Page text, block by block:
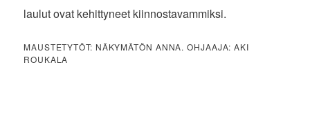
laulut ovat kehittyneet kiinnostavammiksi.
MAUSTETYTÖT: NÄKYMÄTÖN ANNA. OHJAAJA: AKI
ROUKALA